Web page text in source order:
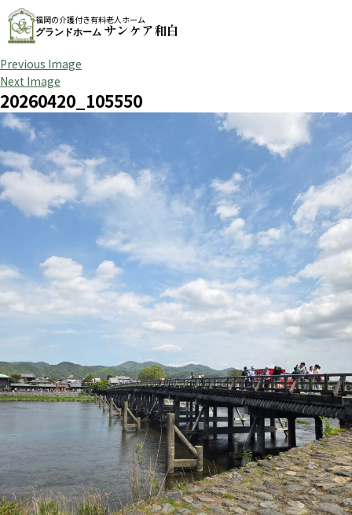
福岡の介護付き有料老人ホーム
グランドホーム サンケア和白
Previous Image
Next Image
20260420_105550